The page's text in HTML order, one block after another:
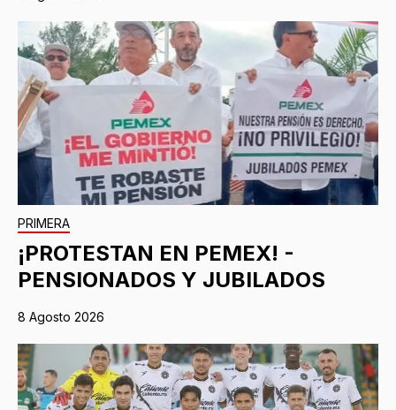
PRIMERA
¡PROTESTAN EN PEMEX! -
PENSIONADOS Y JUBILADOS
8 Agosto 2026